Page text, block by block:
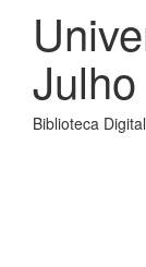
Julho
Biblioteca